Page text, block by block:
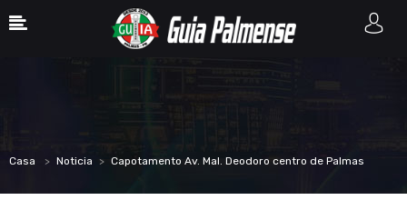
Casa Noticia Capotamento Av. Mal. Deodoro centro de Palmas